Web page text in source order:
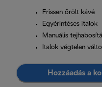
Frissen őrölt kávé
Egyérintéses italok
Manuális
Italok végtelen
Hozzáadás a